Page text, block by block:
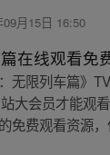
09月15日 16:50
在线观看免
无限列车篇》
大会员才能观
免费观看资源